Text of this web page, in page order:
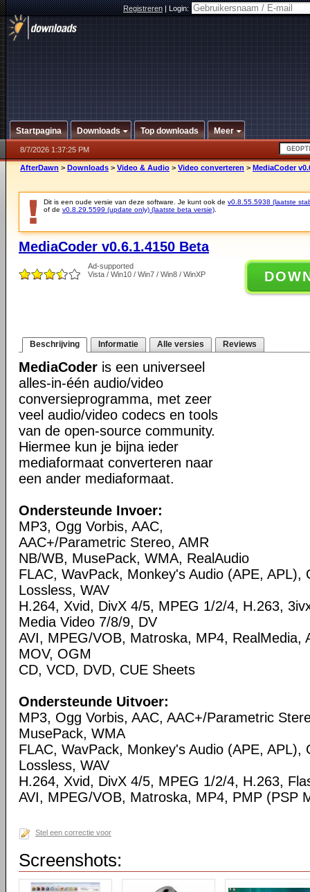
Registreren|Login:
Startpagina Downloads Top downloads Meer
8/7/2026 1:37:25 PM
AfterDawn > Downloads > Video & Audio > Video converteren > MediaCoder
Dit is een oude versie van deze software. Je kunt ook de v0.8.55.5938 (laatste
of de v0.8.29.5599 (update only) (laatste beta versie)
MediaCoder v0.6.1.4150 Beta
Ad-supported
Vista / Win10 / Win7 / Win8 / WinXP
Beschrijving Informatie Alle versies Reviews
MediaCoder is een universeel
alles-in-één audio/video
conversieprogramma, met zeer
veel audio/video codecs en tools
van de open-source community.
Hiermee kun je bijna ieder
mediaformaat converteren naar
een ander mediaformaat.
Ondersteunde Invoer:
MP3, Ogg Vorbis, AAC,
AAC+/Parametric Stereo, AMR
NB/WB, MusePack, WMA, RealAudio
FLAC, WavPack, Monkey's Audio (APE, APL),
Lossless, WAV
H.264, Xvid, DivX 4/5, MPEG 1/2/4, H.263,
Media Video 7/8/9, DV
AVI, MPEG/VOB, Matroska, MP4, RealMedia,
MOV, OGM
CD, VCD, DVD, CUE Sheets
Ondersteunde Uitvoer:
MP3, Ogg Vorbis, AAC, AAC+/Parametric
MusePack, WMA
FLAC, WavPack, Monkey's Audio (APE, APL),
Lossless, WAV
H.264, Xvid, DivX 4/5, MPEG 1/2/4, H.263,
AVI, MPEG/VOB, Matroska, MP4, PMP (PSP
Stel een correctie voor
Screenshots: